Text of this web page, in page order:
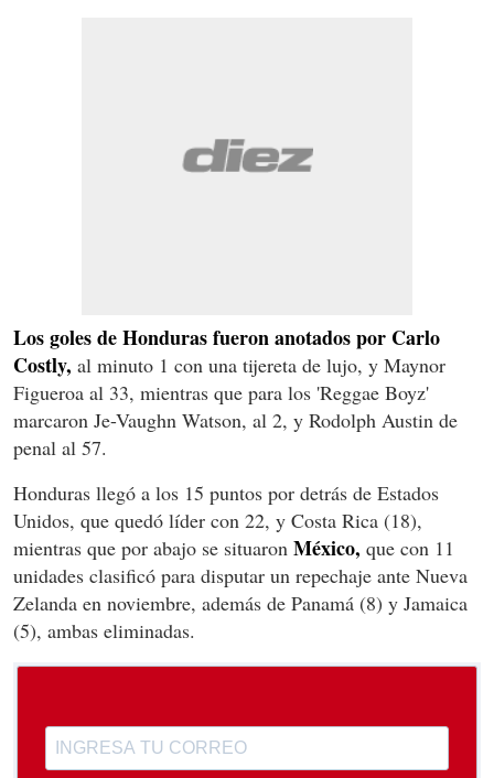
Los goles de Honduras fueron anotados por Carlo
Costly, al minuto 1 con una tijereta de lujo, y Maynor
Figueroa al 33, mientras que para los 'Reggae Boyz'
marcaron Je-Vaughn Watson, al 2, y Rodolph Austin de
penal al 57.
Honduras llegó a los 15 puntos por detrás de Estados
Unidos, que quedó líder con 22, y Costa Rica (18),
mientras que por abajo se situaron México, que con 11
unidades clasificó para disputar un repechaje ante Nueva
Zelanda en noviembre, además de Panamá (8) y Jamaica
(5), ambas eliminadas.